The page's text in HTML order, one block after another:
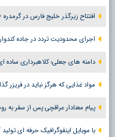
افتتاح زیرگذر خلیج فارس در گرمدره
اجرای محدودیت تردد در جاده کندوان و
دامنه های جعلی؛ کلاهبرداری
مواد غذایی که هرگز نباید در فریزر
پیام معنادار عراقچی پس از سفر به
با موبایل اینفوگرافیک حرفه ای